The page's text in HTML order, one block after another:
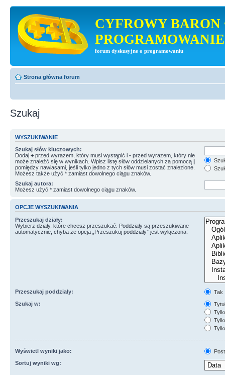
CYFROWY BARON
PROGRAMOWANIE
forum dyskusyjne o programowaniu
Strona główna forum
Szukaj
WYSZUKIWANIE
Szukaj słów kluczowych:
Dodaj + przed wyrazem, który musi wystąpić i - przed wyrazem, który nie
może znaleźć się w wynikach. Wpisz listę słów oddzielanych za pomocą |
pomiędzy nawiasami, jeśli tylko jedno z tych słów musi zostać znalezione.
Możesz także użyć * zamiast dowolnego ciągu znaków.
Szukaj autora:
Możesz użyć * zamiast dowolnego ciągu znaków.
OPCJE WYSZUKIWANIA
Przeszukaj działy:
Wybierz działy, które chcesz przeszukać. Poddziały są przeszukiwane
automatycznie, chyba że opcja „Przeszukuj poddziały” jest wyłączona.
Przeszukaj poddziały:
Tak
Szukaj w:
Wyświetl wyniki jako:
Sortuj wyniki wg: